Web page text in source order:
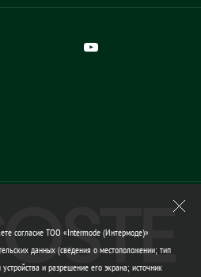
согласие ТОО «Intermode (Интермоде)»
данных (сведения о местоположении; тип
и разрешение его экрана; источник